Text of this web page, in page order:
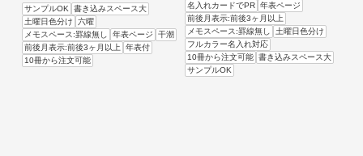
サンプルOK
書き込みスペース大
土曜日色分け
六曜
メモスペース:罫線無し
年表ページ
干潮
前後月表示:前後3ヶ月以上
年表付
10冊から注文可能
名入れカードでPR 年表ページ
前後月表示:前後3ヶ月以上
メモスペース:罫線無し
土曜日色分け
フルカラー名入れ対応
10冊から注文可能 書き込みスペース大
サンプルOK